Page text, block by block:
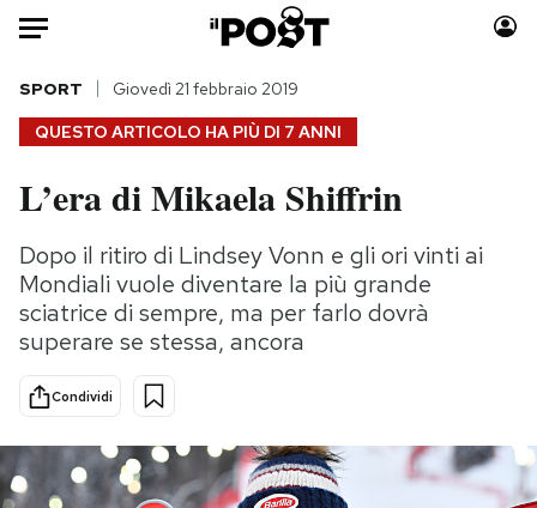
Auto
HOME
Italia
Politica
Tecnologia
Internet
Scienza
Cultura
Economia
Sport
Moda
Consumismi
Storie/Idee
Altrecose
Mondiali calcio 2026
QUESTO ARTICOLO HA PIÙ DI 7 ANNI
SPORT Giovedì 21 febbraio 2019
L’era di Mikaela Shiffrin
Dopo il ritiro di Lindsey Vonn e gli ori vinti ai
Mondiali vuole diventare la più grande
sciatrice di sempre, ma per farlo dovrà
superare se stessa, ancora
Condividi